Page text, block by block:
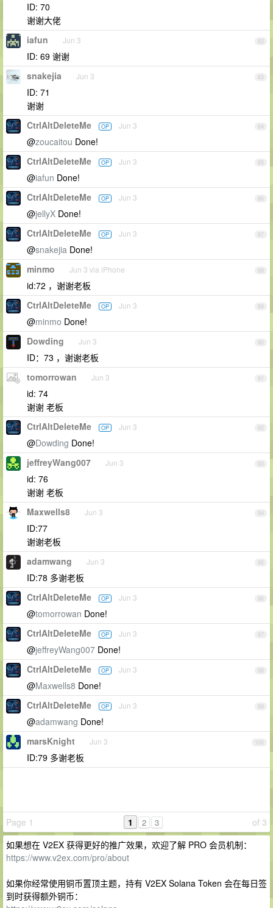
ID: 70
谢谢大佬
82
iafun Jun 3
ID: 69 谢谢
83
snakejia Jun 3
ID: 71
谢谢
84
CtrlAltDeleteMe OP Jun 3
@zoucaitou Done!
85
CtrlAltDeleteMe OP Jun 3
@iafun Done!
86
CtrlAltDeleteMe OP Jun 3
@jellyX Done!
87
CtrlAltDeleteMe OP Jun 3
@snakejia Done!
88
minmo Jun 3 via iPhone
id:72 ，谢谢老板
89
CtrlAltDeleteMe OP Jun 3
@minmo Done!
90
Dowding Jun 3
ID：73 ，谢谢老板
91
tomorrowan Jun 3
id: 74
谢谢 老板
92
CtrlAltDeleteMe OP Jun 3
@Dowding Done!
93
jeffreyWang007 Jun 3
id: 76
谢谢 老板
94
Maxwells8 Jun 3
ID:77
谢谢老板
95
adamwang Jun 3
ID:78 多谢老板
96
CtrlAltDeleteMe OP Jun 3
@tomorrowan Done!
97
CtrlAltDeleteMe OP Jun 3
@jeffreyWang007 Done!
98
CtrlAltDeleteMe OP Jun 3
@Maxwells8 Done!
99
CtrlAltDeleteMe OP Jun 3
@adamwang Done!
100
marsKnight Jun 3
ID:79 多谢老板
Page 1 of 3
1 2 3
如果想在 V2EX 获得更好的推广效果，欢迎了解 PRO 会员机制：
https://www.v2ex.com/pro/about
如果你经常使用铜币置顶主题，持有 V2EX Solana Token 会在每日签
到时获得额外铜币：